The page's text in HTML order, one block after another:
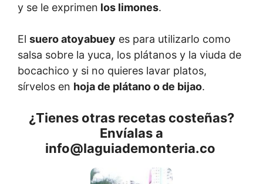
y se le exprimen los limones.
El suero atoyabuey es para utilizarlo como
salsa sobre la yuca, los plátanos y la viuda de
bocachico y si no quieres lavar platos,
sírvelos en hoja de plátano o de bijao.
¿Tienes otras recetas costeñas?
Envíalas a
info@laguiademonteria.co